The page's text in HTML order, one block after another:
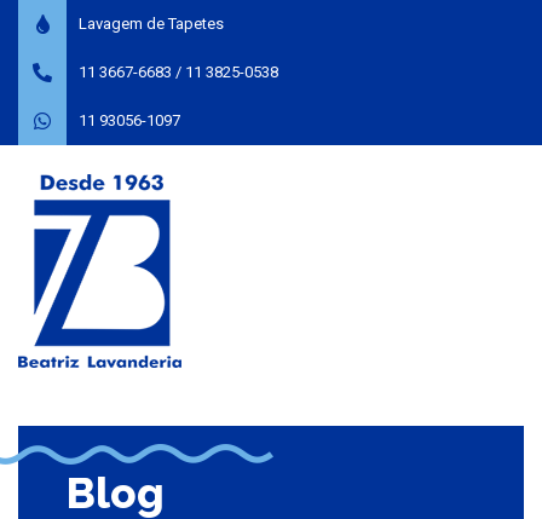
Lavagem de Tapetes
11 3667-6683 / 11 3825-0538
11 93056-1097
Blog